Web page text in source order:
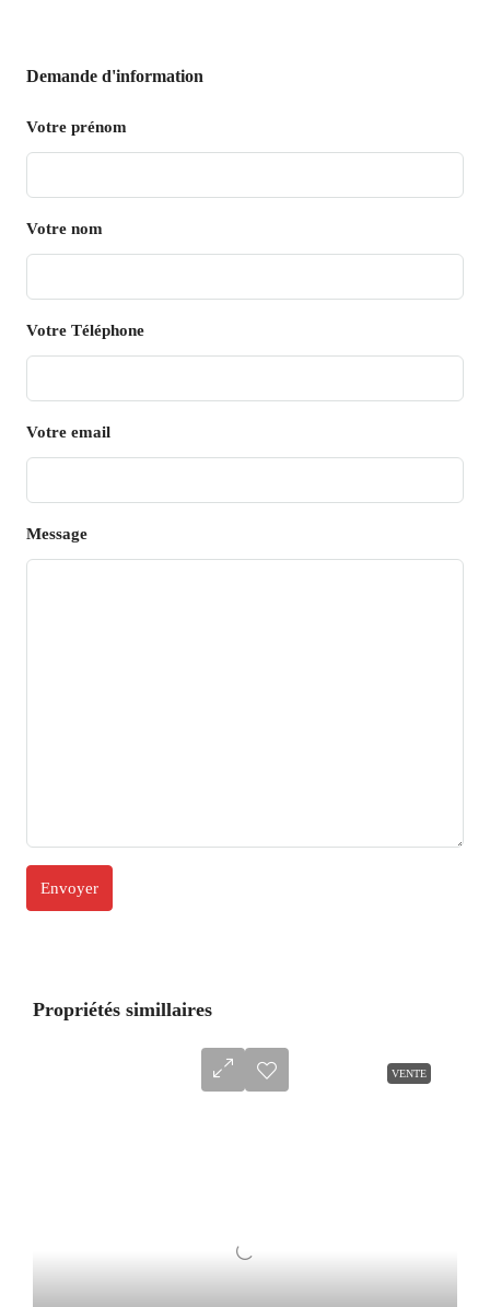
Demande d'information
Votre prénom
Votre nom
Votre Téléphone
Votre email
Message
Propriétés simillaires
VENTE